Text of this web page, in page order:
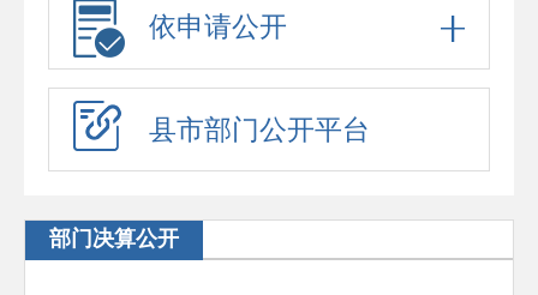
招考录用
应急预案
应急演练
法治政府建设年度报告
依申请公开
县市部门公开平台
部门决算公开